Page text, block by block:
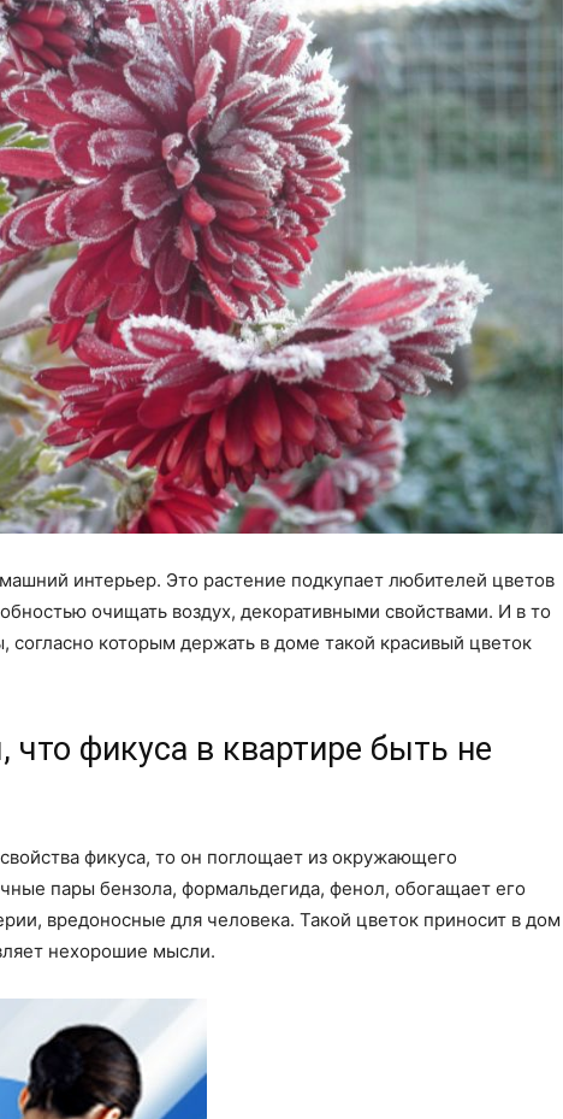
интерьер. Это растение подкупает любителей цветов
очищать воздух, декоративными свойствами. И в то
которым держать в доме такой красивый цветок
что фикуса в квартире быть не
фикуса, то он поглощает из окружающего
пары бензола, формальдегида, фенол, обогащает его
вредоносные для человека. Такой цветок приносит в дом
нехорошие мысли.